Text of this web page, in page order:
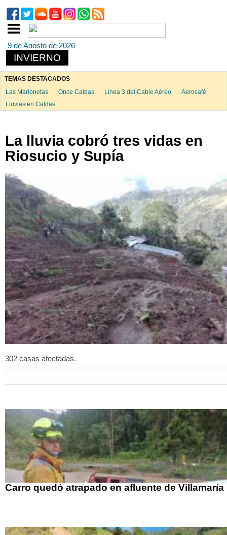
9 de Agosto de 2026
INVIERNO
TEMAS DESTACADOS
Las Marionetas
Once Caldas Línea 3 del Cable Aéreo
Aerocafé
Lluvias en Caldas
La lluvia cobró tres vidas en
Riosucio y Supía
302 casas afectadas.
Carro quedó atrapado en afluente de Villamaría